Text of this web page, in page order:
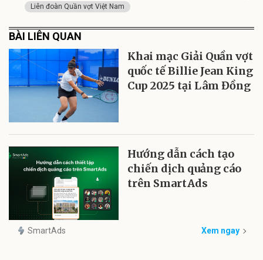
Liên đoàn Quần vợt Việt Nam
BÀI LIÊN QUAN
Khai mạc Giải Quần vợt
quốc tế Billie Jean King
Cup 2025 tại Lâm Đồng
Hướng dẫn cách tạo
chiến dịch quảng cáo
trên SmartAds
SmartAds Xem ngay